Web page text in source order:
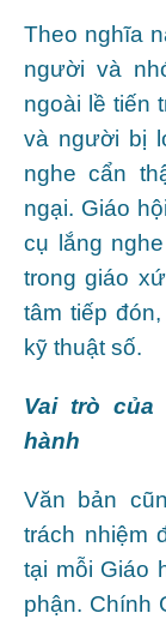
Theo nghĩa
người và
ngoài lề tiến
và người bị
nghe cẩn
ngại. Giáo
cụ lắng
trong giáo
tâm tiếp
kỹ thuật số.
Vai trò của
hành
Văn bản
trách nhiệm
tại mỗi Giáo
phận. Chính